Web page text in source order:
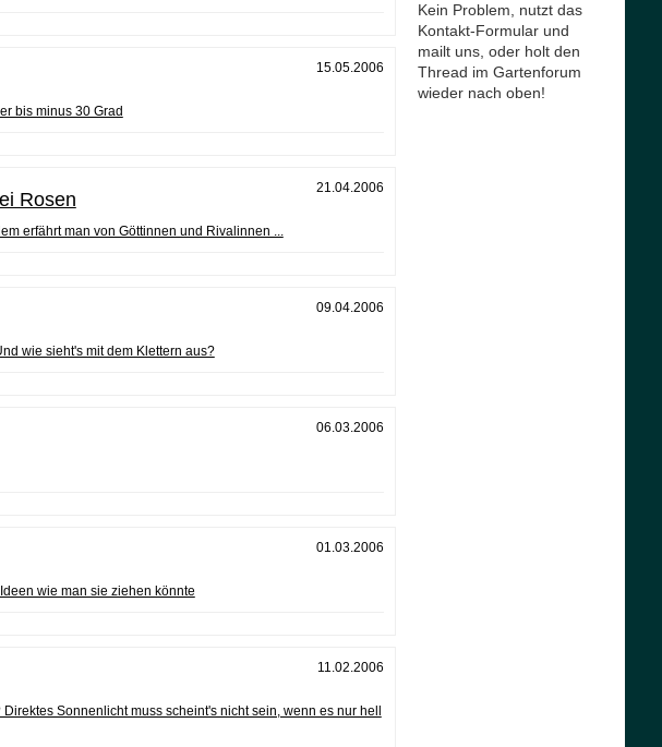
15.05.2006
bis minus 30 Grad
21.04.2006
Rosen
erfährt man von Göttinnen und Rivalinnen ...
09.04.2006
wie sieht's mit dem Klettern aus?
06.03.2006
01.03.2006
wie man sie ziehen könnte
11.02.2006
Sonnenlicht muss scheint's nicht sein, wenn es nur hell
Kein Problem, nutzt das
Kontakt-Formular und
mailt uns, oder holt den
Thread im Gartenforum
wieder nach oben!